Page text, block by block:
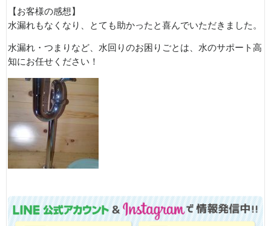
【お客様の感想】
水漏れもなくなり、とても助かったと喜んでいただきました。
水漏れ・つまりなど、水回りのお困りごとは、水のサポート高
知にお任せください！